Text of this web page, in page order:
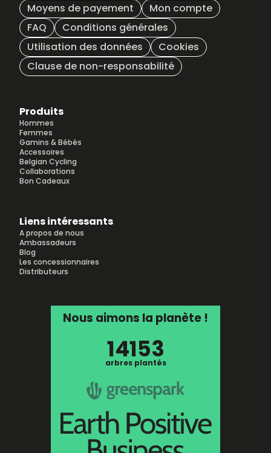
Moyens de payement
Mon compte
FAQ
Conditions générales
Utilisation des données
Cookies
Clause de non-responsabilité
Produits
Hommes
Femmes
Gamins & Bébés
Accessoires
Belgian Cycling
Collaborations
Bon Cadeaux
Liens intéressants
A propos de nous
Ambassadeurs
Blog
Les concessionnaires
Distributeurs
Nous aimons la planète !
14153
arbres plantés